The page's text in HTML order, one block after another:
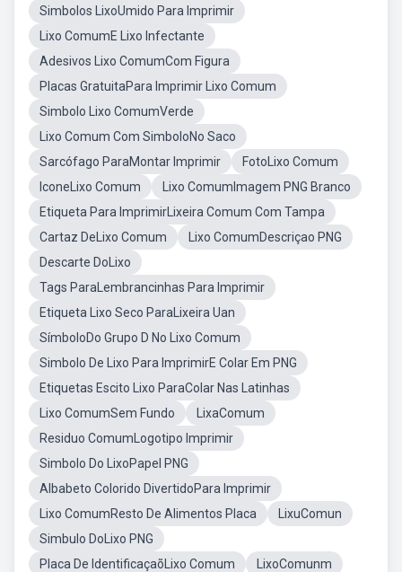
Simbolos LixoUmido Para Imprimir
Lixo ComumE Lixo Infectante
Adesivos Lixo ComumCom Figura
Placas GratuitaPara Imprimir Lixo Comum
Simbolo Lixo ComumVerde
Lixo Comum Com SimboloNo Saco
Sarcófago ParaMontar Imprimir
FotoLixo Comum
IconeLixo Comum
Lixo ComumImagem PNG Branco
Etiqueta Para ImprimirLixeira Comum Com Tampa
Cartaz DeLixo Comum
Lixo ComumDescriçao PNG
Descarte DoLixo
Tags ParaLembrancinhas Para Imprimir
Etiqueta Lixo Seco ParaLixeira Uan
SímboloDo Grupo D No Lixo Comum
Simbolo De Lixo Para ImprimirE Colar Em PNG
Etiquetas Escito Lixo ParaColar Nas Latinhas
Lixo ComumSem Fundo
LixaComum
Residuo ComumLogotipo Imprimir
Simbolo Do LixoPapel PNG
Albabeto Colorido DivertidoPara Imprimir
Lixo ComumResto De Alimentos Placa
LixuComun
Simbulo DoLixo PNG
Placa De IdentificaçaõLixo Comum
LixoComunm